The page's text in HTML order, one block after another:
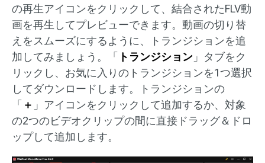
の再生アイコンをクリックして、結合されたFLV動
画を再生してプレビューできます。動画の切り替
えをスムーズにするように、トランジションを追
加してみましょう。「 トランジション 」タブをク
リックし、お気に入りのトランジションを1つ選択
してダウンロードします。トランジションの
「 ＋ 」アイコンをクリックして追加するか、対象
の2つのビデオクリップの間に直接ドラッグ＆ドロ
ップして追加します。